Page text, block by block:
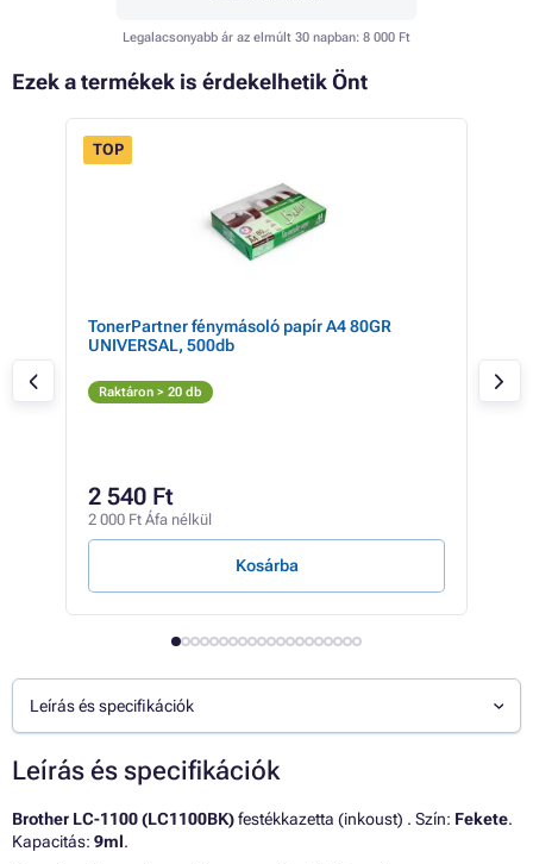
Legalacsonyabb ár az elmúlt 30 napban: 8 000 Ft
Ezek a termékek is érdekelhetik Önt
TOP
TonerPartner fénymásoló papír A4 80GR
UNIVERSAL, 500db
Raktáron > 20 db
2 540 Ft
2 000 Ft Áfa nélkül
Kosárba
Leírás és specifikációk
Leírás és specifikációk
Brother LC-1100 (LC1100BK)festékkazetta (inkoust) . Szín: Fekete.
Kapacitás: 9ml.